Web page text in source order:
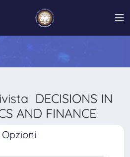
DECISIONS IN
AND FINANCE
Opzioni